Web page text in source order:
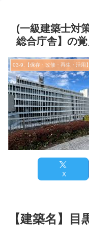
(一級建築士対
総合庁舎】の
X
【建築名】目